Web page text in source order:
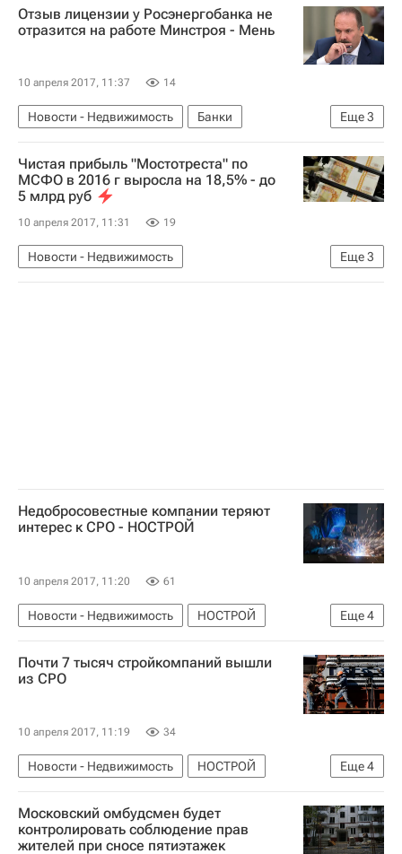
Отзыв лицензии у Росэнергобанка не
отразится на работе Минстроя - Мень
10 апреля 2017, 11:37 14
Еще3
Новости - Недвижимость
Банки
Михаил Мень
Министерство строительства и жилищно-коммунального хозяйства РФ (Минстрой России)
Россия
Чистая прибыль "Мостотреста" по
МСФО в 2016 г выросла на 18,5% - до
5 млрд руб
10 апреля 2017, 11:31 19
Еще3
Новости - Недвижимость
Финансовая отчетность
Мостотрест
Недобросовестные компании теряют
интерес к СРО - НОСТРОЙ
10 апреля 2017, 11:20 61
Еще4
Новости - Недвижимость
НОСТРОЙ
Строительство
СРО
Развитие СРО в России
Россия
Почти 7 тысяч стройкомпаний вышли
из СРО
10 апреля 2017, 11:19 34
Еще4
Новости - Недвижимость
НОСТРОЙ
Строительство
СРО
Развитие СРО в России
Россия
Московский омбудсмен будет
контролировать соблюдение прав
жителей при сносе пятиэтажек